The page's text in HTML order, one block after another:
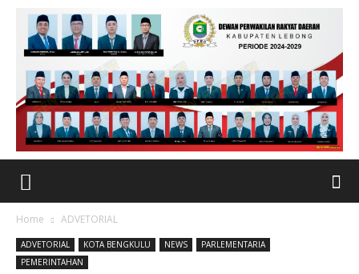
Home ADVETORIAL
ADVETORIAL KOTA BENGKULU NEWS
PARLEMENTARIA
PEMERINTAHAN